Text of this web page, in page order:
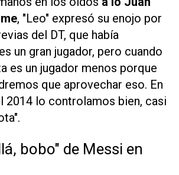
, "Leo" expresó su enojo por
del DT, que había
un gran jugador, pero cuando
es un jugador menos porque
que aprovechar eso. En
2014 lo controlamos bien, casi
bobo" de Messi en